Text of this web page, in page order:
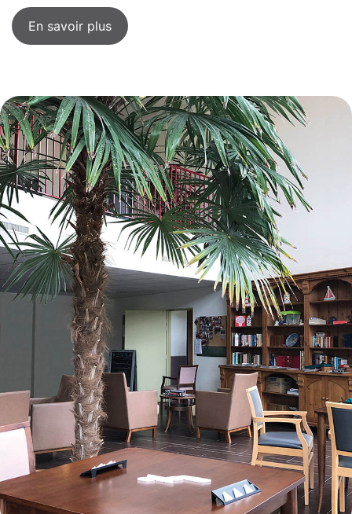
Intervenants extérieurs et partenariats
Animations et sorties
Horaires et accès
FAQ
En savoir plus